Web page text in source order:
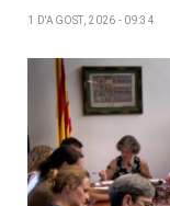
1 D'AGOST, 2026 - 09:34